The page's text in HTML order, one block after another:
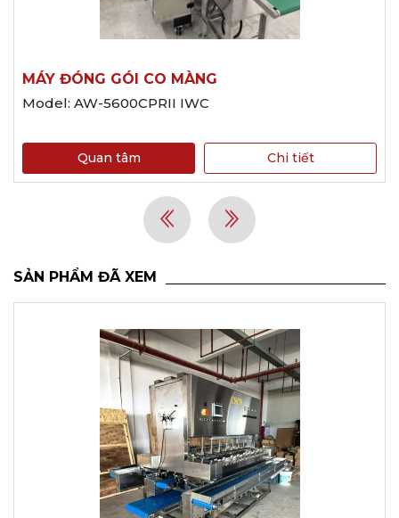
MÁY ĐÓNG GÓI CO MÀNG
Model: AW-5600CPRII IWC
Quan tâm Chi tiết
SẢN PHẨM ĐÃ XEM